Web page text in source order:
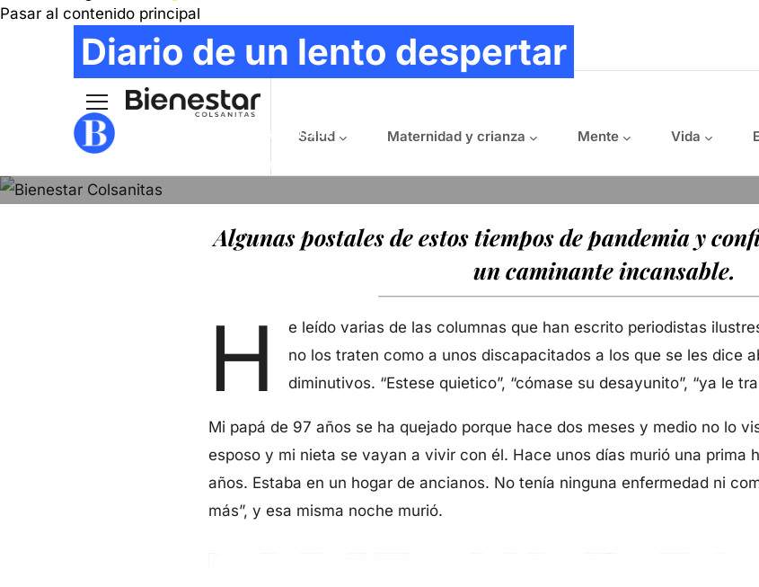
Pasar al contenido principal
Main navigation
Salud Maternidad y crianza Mente Vida
Diario de un lento despertar
- Marzo 30, 2021
LUISA MARTÍNEZ
Algunas postales de estos tiempos de pandemia y
un caminante incansable.
H
e leído varias de las columnas que han escrito periodistas
no los traten como a unos discapacitados a los que se les dice
diminutivos. “Estese quietico”, “cómase su desayunito”, “ya le
Mi papá de 97 años se ha quejado porque hace dos meses y medio no lo
esposo y mi nieta se vayan a vivir con él. Hace unos días murió una prima
años. Estaba en un hogar de ancianos. No tenía ninguna enfermedad ni
más”, y esa misma noche murió.